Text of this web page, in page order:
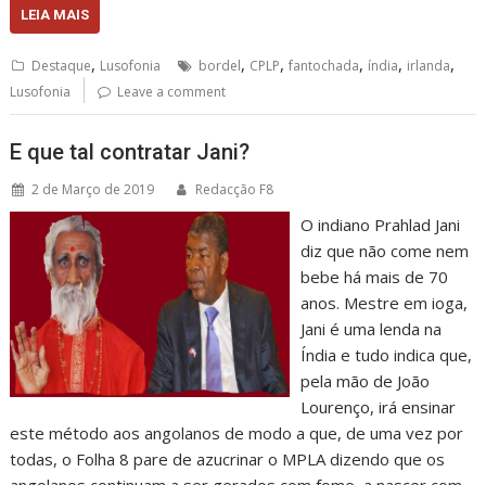
LEIA MAIS
Destaque, Lusofonia bordel, CPLP,fantochada, índia, irlanda,
Lusofonia Leave a comment
E que tal contratar Jani?
2 de Março de 2019 Redacção F8
O indiano Prahlad Jani
diz que não come nem
bebe há mais de 70
anos. Mestre em ioga,
Jani é uma lenda na
Índia e tudo indica que,
pela mão de João
Lourenço, irá ensinar
este método aos angolanos de modo a que, de uma vez por
todas, o Folha 8 pare de azucrinar o MPLA dizendo que os